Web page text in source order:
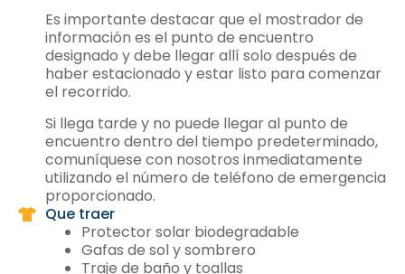
Es importante destacar que el mostrador de
información es el punto de encuentro
designado y debe llegar allí solo después de
haber estacionado y estar listo para comenzar
el recorrido.
Si llega tarde y no puede llegar al punto de
encuentro dentro del tiempo predeterminado,
comuníquese con nosotros inmediatamente
utilizando el número de teléfono de emergencia
proporcionado.
Que traer
Protector solar biodegradable
Gafas de sol y sombrero
Traje de baño y toallas